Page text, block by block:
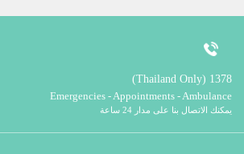
1378 (Thailand Only)
Emergencies - Appointments - Ambulance
يمكنك الاتصال بنا على مدار 24 ساعة